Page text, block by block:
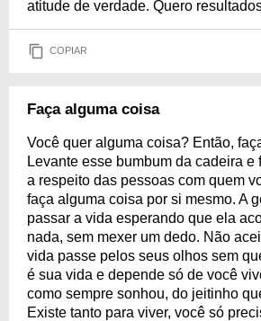
atitude de verdade. Quero
COPIAR
Faça alguma coisa
Você quer alguma coisa? Então,
Levante esse bumbum da cadeira e
a respeito das pessoas com quem
faça alguma coisa por si mesmo. A
passar a vida esperando que ela
nada, sem mexer um dedo. Não
vida passe pelos seus olhos sem
é sua vida e depende só de você
como sempre sonhou, do jeitinho
Existe tanto para viver, você só